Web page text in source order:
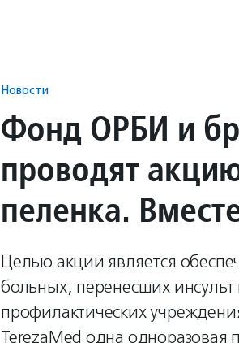
Новости
Фонд ОРБИ и
проводят
пеленка.
Целью акции является
больных, перенесших
профилактических
TerezaMed одна